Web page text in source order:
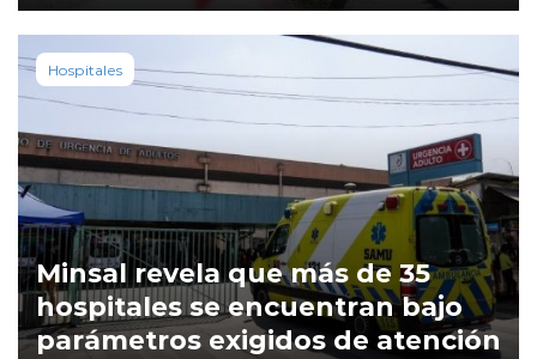
Hospitales
Minsal revela que más de 35
hospitales se encuentran bajo
parámetros exigidos de atención